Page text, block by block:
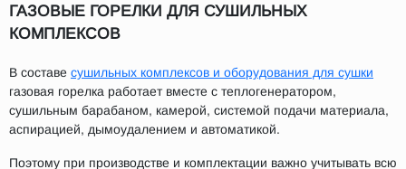
ГАЗОВЫЕ ГОРЕЛКИ ДЛЯ СУШИЛЬНЫХ
КОМПЛЕКСОВ
В составе сушильных комплексов и оборудования для сушки
газовая горелка работает вместе с теплогенератором,
сушильным барабаном, камерой, системой подачи материала,
аспирацией, дымоудалением и автоматикой.
Поэтому при производстве и комплектации важно учитывать всю